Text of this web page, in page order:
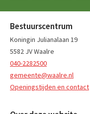
Bestuurscentrum
Koningin Julianalaan 19
5582 JV Waalre
040-2282500
gemeente@waalre.nl
Openingstijden en contact